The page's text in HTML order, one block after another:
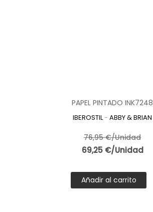
PAPEL PINTADO INK7248
IBEROSTIL- ABBY & BRIAN
76,95 €/Unidad
69,25 €/Unidad
Añadir al carrito